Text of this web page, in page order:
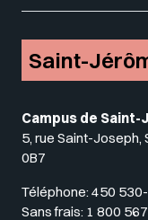
Saint-
Campus de Saint-
5, rue Saint-
0B7
Téléphone: 450
Sans frais: 1 800